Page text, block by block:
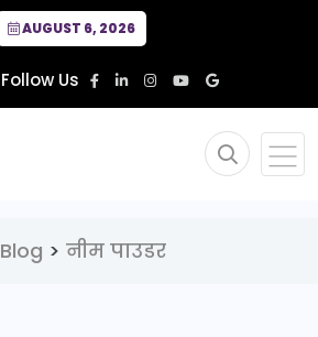
AUGUST 6, 2026
Follow Us
Blog > नीम पाउडर